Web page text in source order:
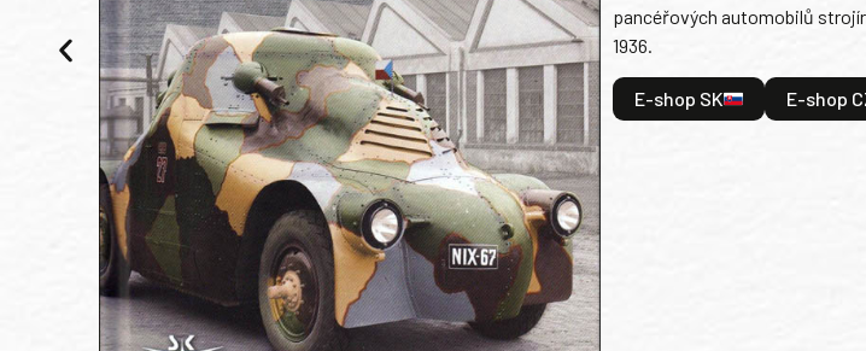
pancéřových automobilů
1936.
E-shop SK E-shop